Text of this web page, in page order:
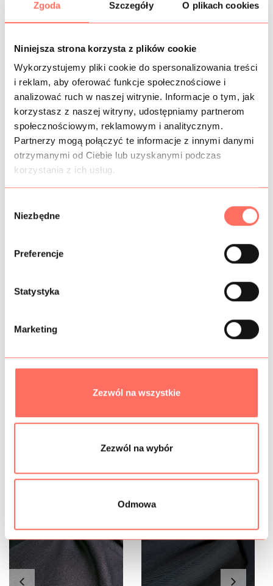
Zgoda Szczegóły O plikach cookies
Niniejsza strona korzysta z plików cookie
Wykorzystujemy pliki cookie do spersonalizowania treści
i reklam, aby oferować funkcje społecznościowe i
analizować ruch w naszej witrynie. Informacje o tym, jak
korzystasz z naszej witryny, udostępniamy partnerom
społecznościowym, reklamowym i analitycznym.
Partnerzy mogą połączyć te informacje z innymi danymi
otrzymanymi od Ciebie lub uzyskanymi podczas
korzystania z ich usług.
Niezbędne
Preferencje
Statystyka
Marketing
Zezwól na wszystkie
Zezwól na wybór
Odmowa
OPIS
Elastycznydżins złotymarkowy. To jednolity materiał
jeansowy typudenim z bawełny z elastanem, z błyszczącą
powierzchnią w odcieniu rustykalnego złota.
Cechy: bawełnianydżins elastycznyw szerokości i po
skosach, 100% kryjący, zwarty, wytrzymały, mięsisty,
plastyczny. Lekko utrzymuje formę, bardzo dobrze się
Zastosowanie: tenmarkowy dżins błyszczący
to materiał
na spodnie, marynarki, kurtki i płaszcze przejściowe,
spódnice, sukienki, szorty itp.
Włoskijeans premium, doskonałej jakości. Sprzedaż od 10
INFORMACJE DODATKOWE
SKŁAD
Podobne produkty